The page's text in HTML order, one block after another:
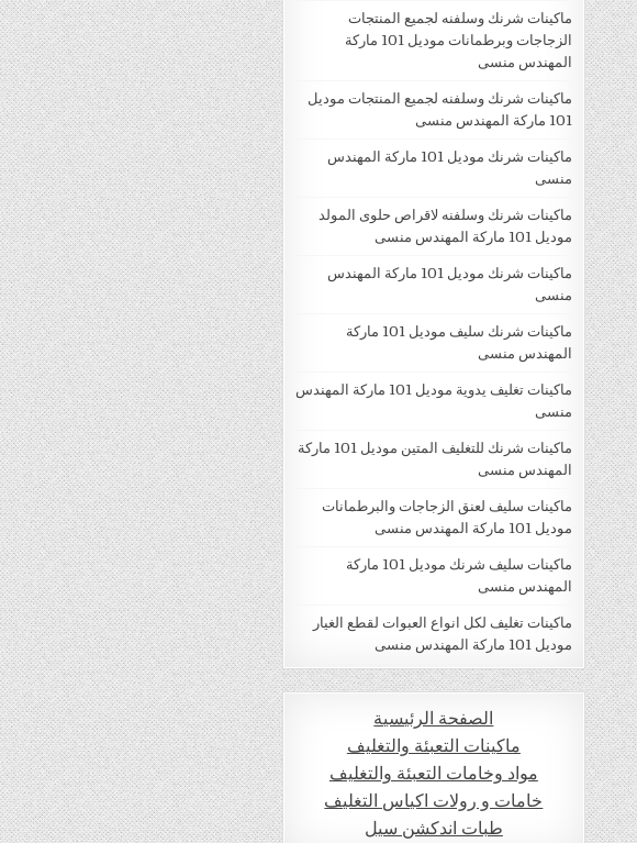
ماكينات شرنك وسلفنه لجميع المنتجات
الزجاجات وبرطمانات موديل 101 ماركة
المهندس منسى
ماكينات شرنك وسلفنه لجميع المنتجات موديل
101 ماركة المهندس منسى
ماكينات شرنك موديل 101 ماركة المهندس
منسى
ماكينات شرنك وسلفنه لاقراص حلوى المولد
موديل 101 ماركة المهندس منسى
ماكينات شرنك موديل 101 ماركة المهندس
منسى
ماكينات شرنك سليف موديل 101 ماركة
المهندس منسى
ماكينات تغليف يدوية موديل 101 ماركة المهندس
منسى
ماكينات شرنك للتغليف المتين موديل 101 ماركة
المهندس منسى
ماكينات سليف لعنق الزجاجات والبرطمانات
موديل 101 ماركة المهندس منسى
ماكينات سليف شرنك موديل 101 ماركة
المهندس منسى
ماكينات تغليف لكل انواع العبوات لقطع الغيار
موديل 101 ماركة المهندس منسى
الصفحة الرئيسية
ماكينات التعبئة والتغليف
مواد وخامات التعبئة والتغليف
خامات و رولات اكياس التغليف
طبات اندكشن سيل